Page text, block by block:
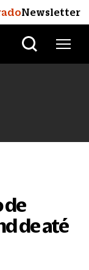
Newsletter
de
de até